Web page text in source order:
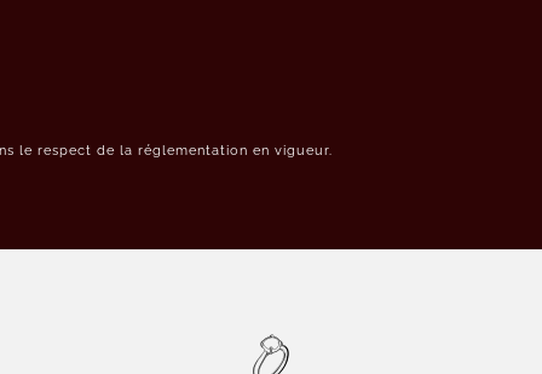
le respect de la réglementation en vigueur.